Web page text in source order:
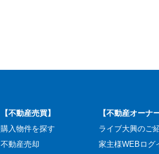
【不動産売買】
購入物件を探す
不動産売却
【不動産オーナ
ライブ大興のご
家主様WEBログ